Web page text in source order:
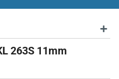
263S 11mm